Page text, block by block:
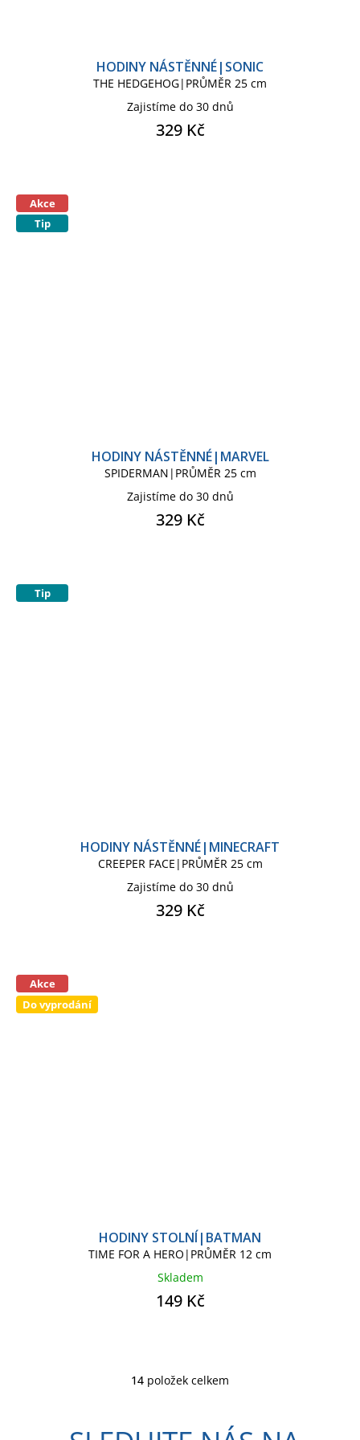
HODINY NÁSTĚNNÉ|SONIC
THE HEDGEHOG|PRŮMĚR 25 cm
Zajistíme do 30 dnů
329 Kč
Akce
Tip
HODINY NÁSTĚNNÉ|MARVEL
SPIDERMAN|PRŮMĚR 25 cm
Zajistíme do 30 dnů
329 Kč
Tip
HODINY NÁSTĚNNÉ|MINECRAFT
CREEPER FACE|PRŮMĚR 25 cm
Zajistíme do 30 dnů
329 Kč
Akce
Do vyprodání
HODINY STOLNÍ|BATMAN
TIME FOR A HERO|PRŮMĚR 12 cm
Skladem
149 Kč
O
á
14 položek celkem